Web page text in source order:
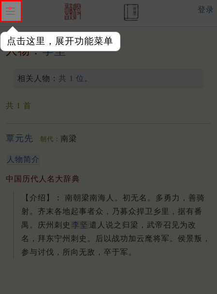
点击这里，展开功能菜单
登录
人物：李坚
相关人物： 共 1 位 。
共 1 首
覃元先 朝代： 南梁
人物简介
中国历代人名大辞典
【介绍】： 南朝梁南海人。 初无名。
多勇力，善骑
射。 齐末各地起事者众，乃募众捍卫乡里，据有番
禺。 庆州刺史 李坚 遣人说之归梁，武帝召见为改
名，拜东宁州刺史。
后以战功加云麾将军。 侯景叛，
参与讨伐，所向无敌，卒于军。